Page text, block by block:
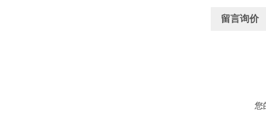
留言询价
您